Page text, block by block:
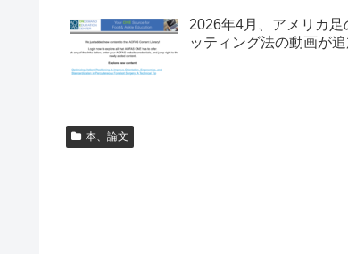
2026年4月、アメリカ
ッティング法の動画が追
本、論文